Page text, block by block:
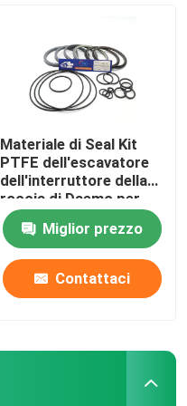
Materiale di Seal Kit
PTFE dell'escavatore
dell'interruttore della
roccia di Daemo per
DMB 140
Miglior prezzo
Contattaci